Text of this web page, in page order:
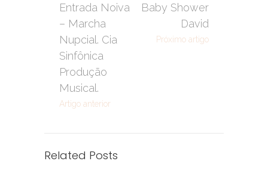
Entrada Noiva
– Marcha
Nupcial. Cia
Sinfônica
Produção
Musical.
Artigo anterior
Baby Shower
David
Próximo artigo
Related Posts